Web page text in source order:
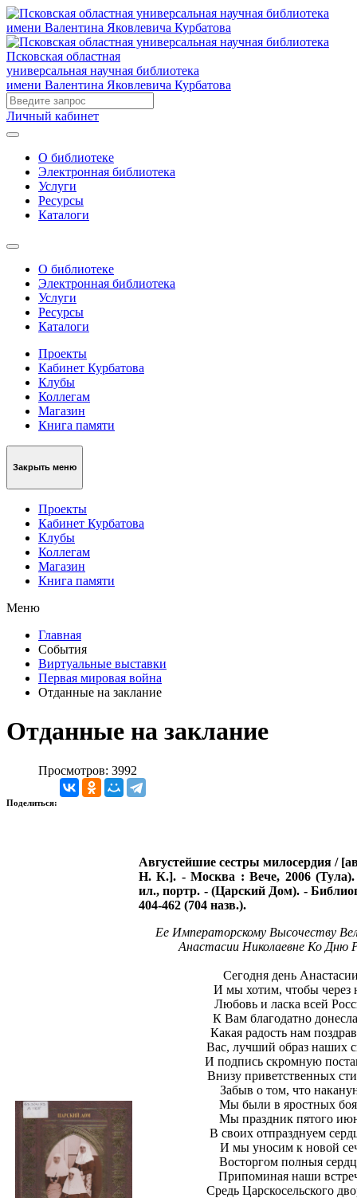
Псковская областная
универсальная научная библиотека
имени Валентина Яковлевича Курбатова
Личный кабинет
О библиотеке
Электронная библиотека
Услуги
Ресурсы
Каталоги
О библиотеке
Электронная библиотека
Услуги
Ресурсы
Каталоги
Проекты
Кабинет Курбатова
Клубы
Коллегам
Магазин
Книга памяти
Закрыть меню
Проекты
Кабинет Курбатова
Клубы
Коллегам
Магазин
Книга памяти
Меню
Главная
События
Виртуальные выставки
Первая мировая война
Отданные на заклание
Отданные на заклание
Просмотров: 3992
Поделиться:
Августейшие сестры милосердия /
Н. К.]. - Москва : Вече, 2006 (Тула).
ил., портр. - (Царский Дом). -
404-462 (704 назв.).
Ее Императорскому Высочеству
Анастасии Николаевне Ко Дню
Сегодня день
И мы хотим, чтобы через
Любовь и ласка всей
К Вам благодатно
Какая радость нам
Вас, лучший образ наших
И подпись скромную
Внизу приветственных
Забыв о том, что
Мы были в яростных
Мы праздник пятого
В своих отпразднуем
И мы уносим к новой
Восторгом полныя
Припоминая наши
Средь Царскосельского